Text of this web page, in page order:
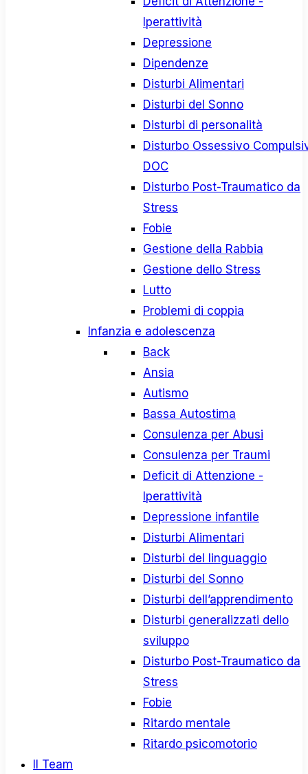
Iperattività
Depressione
Dipendenze
Disturbi Alimentari
Disturbi del Sonno
Disturbi di personalità
Disturbo Ossessivo
DOC
Disturbo Post-Traumatico da
Stress
Fobie
Gestione della Rabbia
Gestione dello Stress
Lutto
Problemi di coppia
Infanzia e adolescenza
Back
Ansia
Autismo
Bassa Autostima
Consulenza per Abusi
Consulenza per Traumi
Deficit di Attenzione -
Iperattività
Depressione infantile
Disturbi Alimentari
Disturbi del linguaggio
Disturbi del Sonno
Disturbi dell’apprendimento
Disturbi generalizzati dello
sviluppo
Disturbo Post-Traumatico da
Stress
Fobie
Ritardo mentale
Ritardo psicomotorio
Il Team